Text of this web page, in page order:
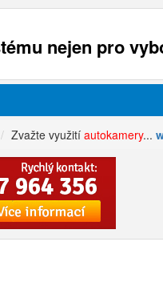
nejen pro
Zvažte využití autokamery...